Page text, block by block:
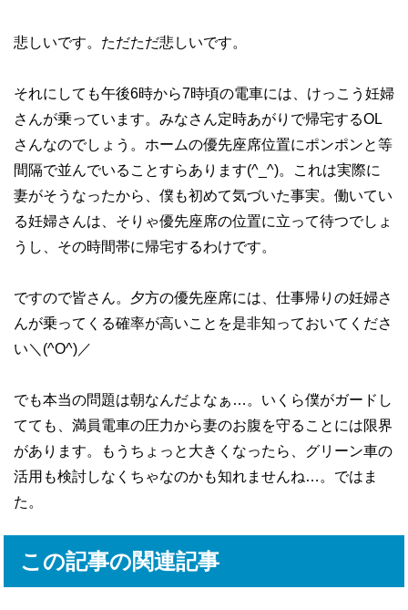
悲しいです。ただただ悲しいです。
それにしても午後6時から7時頃の電車には、けっこう妊婦
さんが乗っています。みなさん定時あがりで帰宅するOL
さんなのでしょう。ホームの優先座席位置にポンポンと等
間隔で並んでいることすらあります(^_^)。これは実際に
妻がそうなったから、僕も初めて気づいた事実。働いてい
る妊婦さんは、そりゃ優先座席の位置に立って待つでしょ
うし、その時間帯に帰宅するわけです。
ですので皆さん。夕方の優先座席には、仕事帰りの妊婦さ
んが乗ってくる確率が高いことを是非知っておいてくださ
い＼(^O^)／
でも本当の問題は朝なんだよなぁ…。いくら僕がガードし
てても、満員電車の圧力から妻のお腹を守ることには限界
があります。もうちょっと大きくなったら、グリーン車の
活用も検討しなくちゃなのかも知れませんね…。ではま
た。
この記事の関連記事